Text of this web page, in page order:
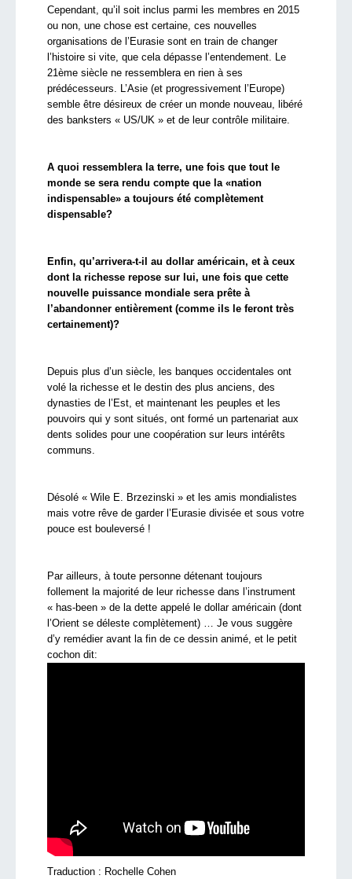
Cependant, qu’il soit inclus parmi les membres en 2015
ou non, une chose est certaine, ces nouvelles
organisations de l’Eurasie sont en train de changer
l’histoire si vite, que cela dépasse l’entendement. Le
21ème siècle ne ressemblera en rien à ses
prédécesseurs. L’Asie (et progressivement l’Europe)
semble être désireux de créer un monde nouveau, libéré
des banksters « US/UK » et de leur contrôle militaire.
A quoi ressemblera la terre, une fois que tout le
monde se sera rendu compte que la «nation
indispensable» a toujours été complètement
dispensable?
Enfin, qu’arrivera-t-il au dollar américain, et à ceux
dont la richesse repose sur lui, une fois que cette
nouvelle puissance mondiale sera prête à
l’abandonner entièrement (comme ils le feront très
certainement)?
Depuis plus d’un siècle, les banques occidentales ont
volé la richesse et le destin des plus anciens, des
dynasties de l’Est, et maintenant les peuples et les
pouvoirs qui y sont situés, ont formé un partenariat aux
dents solides pour une coopération sur leurs intérêts
communs.
Désolé « Wile E. Brzezinski » et les amis mondialistes
mais votre rêve de garder l’Eurasie divisée et sous votre
pouce est bouleversé !
Par ailleurs, à toute personne détenant toujours
follement la majorité de leur richesse dans l’instrument
« has-been » de la dette appelé le dollar américain (dont
l’Orient se déleste complètement) … Je vous suggère
d’y remédier avant la fin de ce dessin animé, et le petit
cochon dit:
Traduction : Rochelle Cohen